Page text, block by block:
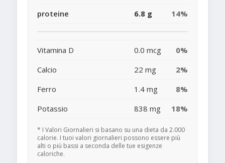
proteine
6.8 g 14%
Vitamina D 0.0 mcg
0%
Calcio
22 mg
2%
Ferro
1.4 mg
8%
Potassio
838 mg 18%
* I Valori Giornalieri si basano su una dieta da 2.000
calorie. I tuoi valori giornalieri possono essere più
alti o più bassi a seconda delle tue esigenze
caloriche.